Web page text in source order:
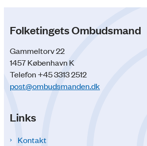
Folketingets Ombudsmand
Gammeltorv 22
1457 København K
Telefon +45 3313 2512
post@ombudsmanden.dk
Links
Kontakt